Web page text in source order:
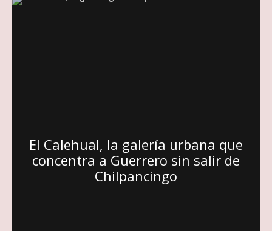
El Calehual, la galería urbana que
concentra a Guerrero sin salir de
Chilpancingo